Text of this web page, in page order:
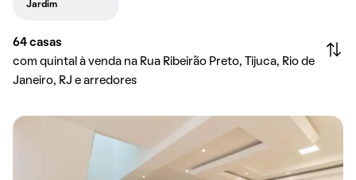
Jardim
64 casas
com quintal à venda na Rua Ribeirão Preto, Tijuca, Rio de
Janeiro, RJ e arredores